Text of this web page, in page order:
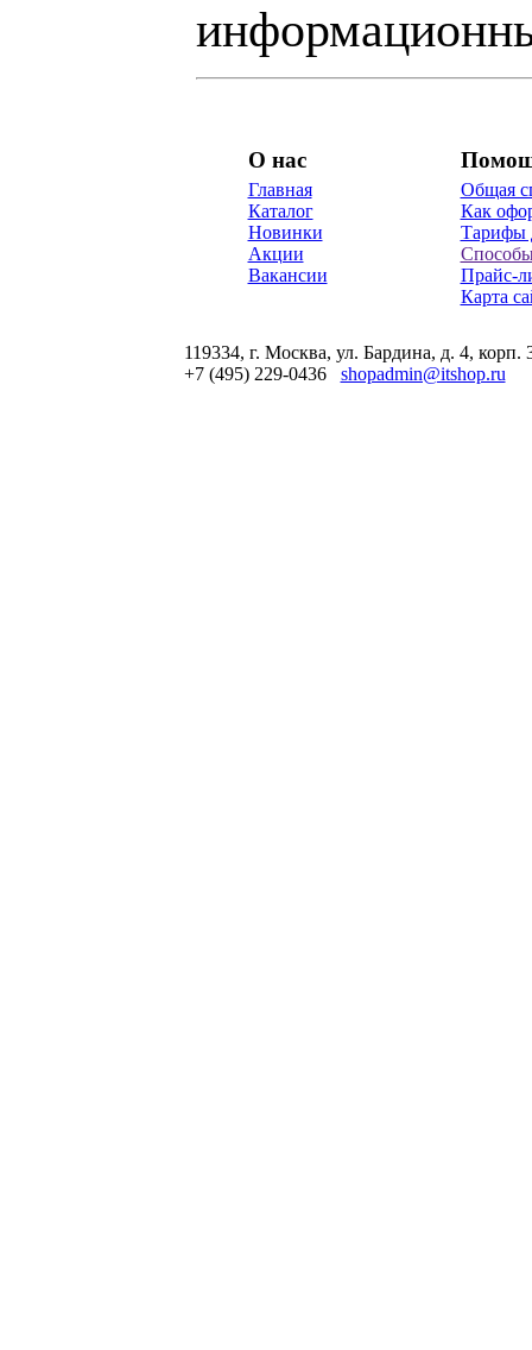
О нас
Главная
Каталог
Новинки
Акции
Вакансии
Общая
Как
Тарифы
Прайс-
Карта
119334, г. Москва, ул. Бардина, д. 4, корп.
+7 (495) 229-0436 shopadmin@itshop.ru